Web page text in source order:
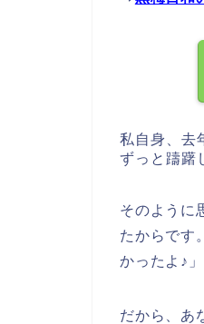
私自身、去
ずっと躊躇
そのように
たからです
かったよ♪
だから、あ